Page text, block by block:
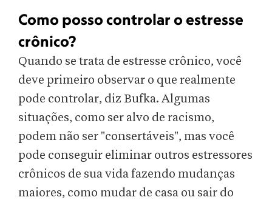
Como posso controlar o estresse
crônico?
Quando se trata de estresse crônico, você
deve primeiro observar o que realmente
pode controlar, diz Bufka. Algumas
situações, como ser alvo de racismo,
podem não ser "consertáveis", mas você
pode conseguir eliminar outros estressores
crônicos de sua vida fazendo mudanças
maiores, como mudar de casa ou sair do